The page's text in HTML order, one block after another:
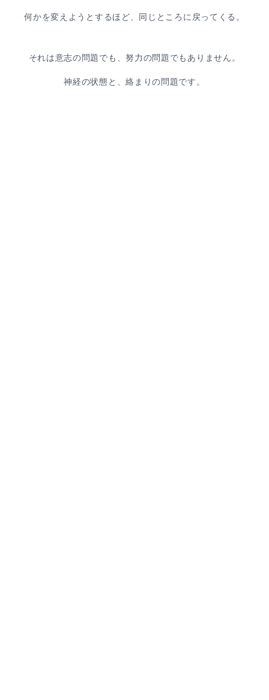
何かを変えようとするほど、同じところに戻ってくる。
それは意志の問題でも、努力の問題でもありません。
神経の状態と、絡まりの問題です。